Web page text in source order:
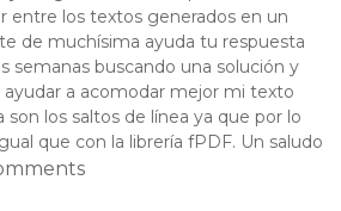
entre los textos generados en un
de muchísima ayuda tu respuesta
semanas buscando una solución y
a acomodar mejor mi texto
son los saltos de línea ya que por lo
que con la librería fPDF. Un saludo